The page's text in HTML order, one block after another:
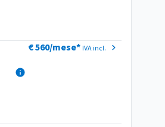
€ 560/mese* IVA incl.